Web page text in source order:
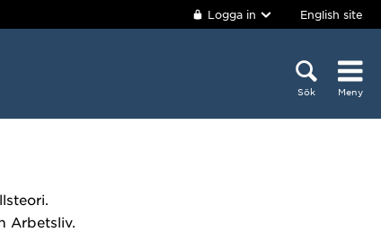
Logga in English site
Sök Meny
Arbetsliv.